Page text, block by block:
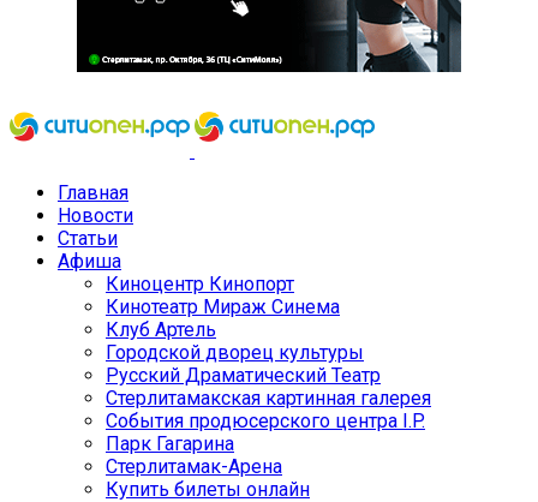
Главная
Новости
Статьи
Афиша
Киноцентр Кинопорт
Кинотеатр Мираж Синема
Клуб Артель
Городской дворец культуры
Русский Драматический Театр
Стерлитамакская картинная галерея
События продюсерского центра I.P.
Парк Гагарина
Стерлитамак-Арена
Купить билеты онлайн